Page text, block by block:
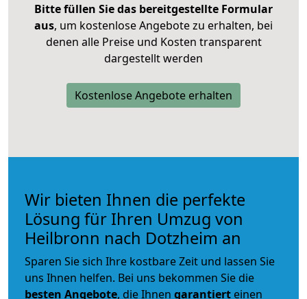
Bitte füllen Sie das bereitgestellte Formular
aus, um kostenlose Angebote zu erhalten, bei
denen alle Preise und Kosten transparent
dargestellt werden
Kostenlose Angebote erhalten
Wir bieten Ihnen die perfekte
Lösung für Ihren Umzug von
Heilbronn nach Dotzheim an
Sparen Sie sich Ihre kostbare Zeit und lassen Sie
uns Ihnen helfen. Bei uns bekommen Sie die
besten Angebote, die Ihnen garantiert einen